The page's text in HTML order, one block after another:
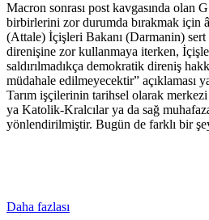
Macron sonrası post kavgasında olan
birbirlerini zor durumda bırakmak için
(Attale) İçişleri Bakanı (Darmanin)
direnişine zor kullanmaya iterken,
saldırılmadıkça demokratik direniş
müdahale edilmeyecektir” açıklaması
Tarım işçilerinin tarihsel olarak
ya Katolik-Kralcılar ya da sağ
yönlendirilmiştir. Bugün de farklı bir
Daha fazlası